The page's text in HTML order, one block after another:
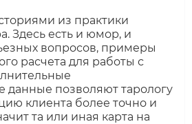
из практики
Здесь есть и юмор, и
вопросов, примеры
расчета для работы с
данные позволяют тарологу
клиента более точно и
та или иная карта на